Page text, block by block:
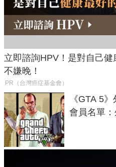
立即諮詢HPV！是對自己
不嫌晚！
PR（台灣癌症基金會）
《GTA 5
會員名單